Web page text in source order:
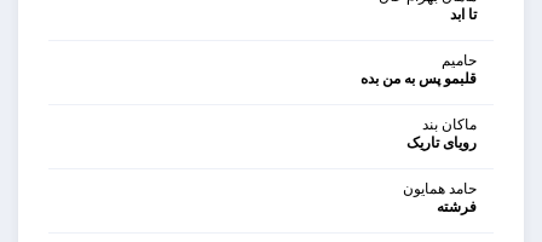
تا ابد
حامیم
قلبمو پس به من بده
ماکان بند
رویای تاریک
حامد همایون
فرشته